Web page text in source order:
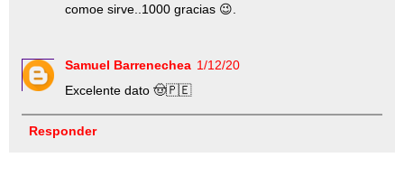
comoe sirve..1000 gracias 😉.
Samuel Barrenechea 1/12/20
Excelente dato 🤠🇵🇪
Responder